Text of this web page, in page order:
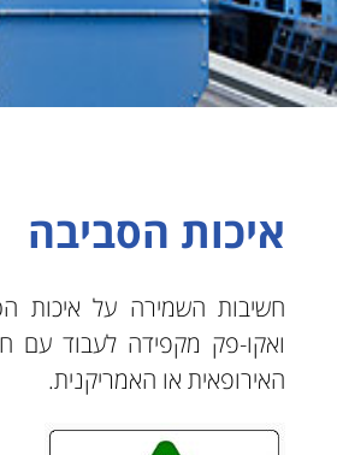
איכות הסביבה
חשיבות השמירה על איכות
ואקו-פק מקפידה לעבוד עם
האירופאית או האמריקנית.